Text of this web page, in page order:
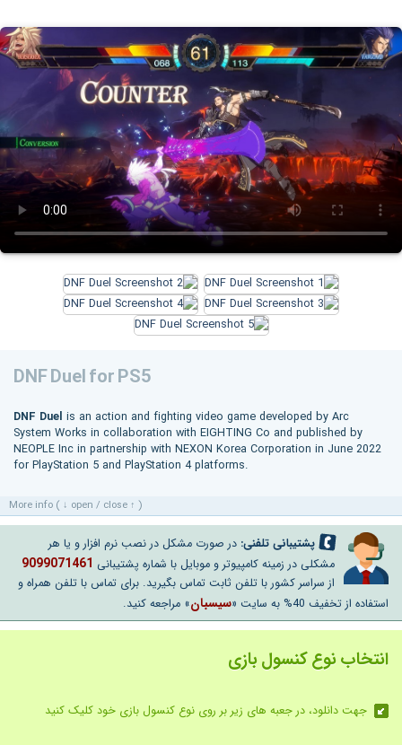
DNF Duel for PS5
DNF Duel is an action and fighting video game developed by Arc
System Works in collaboration with EIGHTING Co and published by
NEOPLE Inc in partnership with NEXON Korea Corporation in June 2022
for PlayStation 5 and PlayStation 4 platforms.
More info ( ↓ open / close ↑ )
پشتیبانی تلفنی: در صورت مشکل در نصب نرم افزار و یا هر
مشکلی در زمینه کامپیوتر و موبایل با شماره پشتیبانی 9099071461
از سراسر کشور با تلفن ثابت تماس بگیرید. برای تماس با تلفن همراه و
استفاده از تخفیف 40% به سایت «
سیسبان» مراجعه کنید.
انتخاب نوع کنسول بازی
جهت دانلود، در جعبه های زیر بر روی نوع کنسول بازی خود کلیک کنید